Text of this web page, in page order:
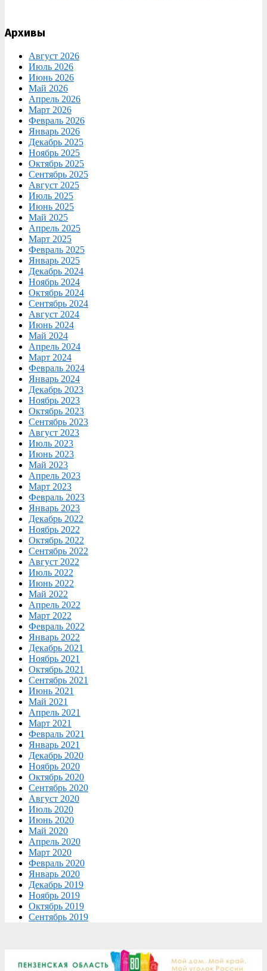
Архивы
Август 2026
Июль 2026
Июнь 2026
Май 2026
Апрель 2026
Март 2026
Февраль 2026
Январь 2026
Декабрь 2025
Ноябрь 2025
Октябрь 2025
Сентябрь 2025
Август 2025
Июль 2025
Июнь 2025
Май 2025
Апрель 2025
Март 2025
Февраль 2025
Январь 2025
Декабрь 2024
Ноябрь 2024
Октябрь 2024
Сентябрь 2024
Август 2024
Июнь 2024
Май 2024
Апрель 2024
Март 2024
Февраль 2024
Январь 2024
Декабрь 2023
Ноябрь 2023
Октябрь 2023
Сентябрь 2023
Август 2023
Июль 2023
Июнь 2023
Май 2023
Апрель 2023
Март 2023
Февраль 2023
Январь 2023
Декабрь 2022
Ноябрь 2022
Октябрь 2022
Сентябрь 2022
Август 2022
Июль 2022
Июнь 2022
Май 2022
Апрель 2022
Март 2022
Февраль 2022
Январь 2022
Декабрь 2021
Ноябрь 2021
Октябрь 2021
Сентябрь 2021
Июнь 2021
Май 2021
Апрель 2021
Март 2021
Февраль 2021
Январь 2021
Декабрь 2020
Ноябрь 2020
Октябрь 2020
Сентябрь 2020
Август 2020
Июль 2020
Июнь 2020
Май 2020
Апрель 2020
Март 2020
Февраль 2020
Январь 2020
Декабрь 2019
Ноябрь 2019
Октябрь 2019
Сентябрь 2019